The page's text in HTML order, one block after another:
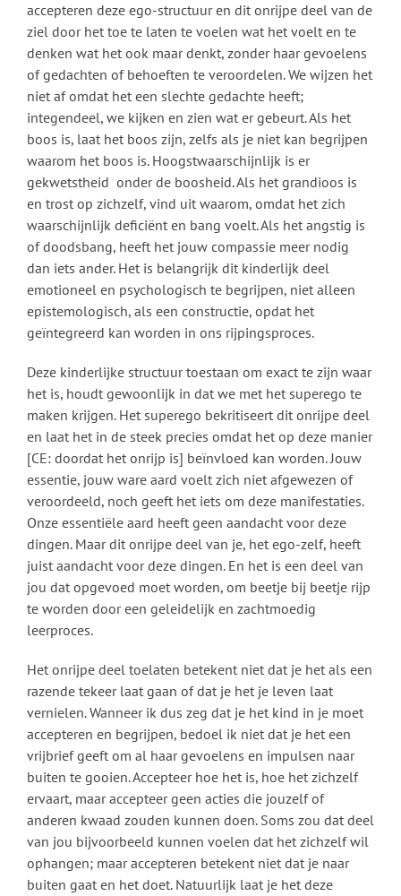
accepteren deze ego-structuur en dit onrijpe deel van de
ziel door het toe te laten te voelen wat het voelt en te
denken wat het ook maar denkt, zonder haar gevoelens
of gedachten of behoeften te veroordelen. We wijzen het
niet af omdat het een slechte gedachte heeft;
integendeel, we kijken en zien wat er gebeurt. Als het
boos is, laat het boos zijn, zelfs als je niet kan begrijpen
waarom het boos is. Hoogstwaarschijnlijk is er
gekwetstheid onder de boosheid. Als het grandioos is
en trost op zichzelf, vind uit waarom, omdat het zich
waarschijnlijk deficiënt en bang voelt. Als het angstig is
of doodsbang, heeft het jouw compassie meer nodig
dan iets ander. Het is belangrijk dit kinderlijk deel
emotioneel en psychologisch te begrijpen, niet alleen
epistemologisch, als een constructie, opdat het
geïntegreerd kan worden in ons rijpingsproces.
Deze kinderlijke structuur toestaan om exact te zijn waar
het is, houdt gewoonlijk in dat we met het superego te
maken krijgen. Het superego bekritiseert dit onrijpe deel
en laat het in de steek precies omdat het op deze manier
[CE: doordat het onrijp is] beïnvloed kan worden. Jouw
essentie, jouw ware aard voelt zich niet afgewezen of
veroordeeld, noch geeft het iets om deze manifestaties.
Onze essentiële aard heeft geen aandacht voor deze
dingen. Maar dit onrijpe deel van je, het ego-zelf, heeft
juist aandacht voor deze dingen. En het is een deel van
jou dat opgevoed moet worden, om beetje bij beetje rijp
te worden door een geleidelijk en zachtmoedig
leerproces.
Het onrijpe deel toelaten betekent niet dat je het als een
razende tekeer laat gaan of dat je het je leven laat
vernielen. Wanneer ik dus zeg dat je het kind in je moet
accepteren en begrijpen, bedoel ik niet dat je het een
vrijbrief geeft om al haar gevoelens en impulsen naar
buiten te gooien. Accepteer hoe het is, hoe het zichzelf
ervaart, maar accepteer geen acties die jouzelf of
anderen kwaad zouden kunnen doen. Soms zou dat deel
van jou bijvoorbeeld kunnen voelen dat het zichzelf wil
ophangen; maar accepteren betekent niet dat je naar
buiten gaat en het doet. Natuurlijk laat je het deze